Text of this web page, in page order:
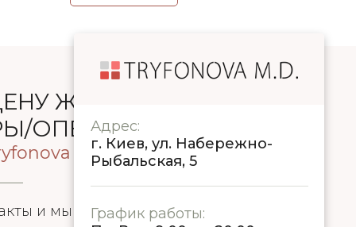
ЖЕЛАЕМОЙ
ОПЕРАЦИИ
M.D.
и мы с Вами свяжемся в течение 5
Адрес:
г. Киев, ул. Набережно-
Рыбальская, 5
График работы: